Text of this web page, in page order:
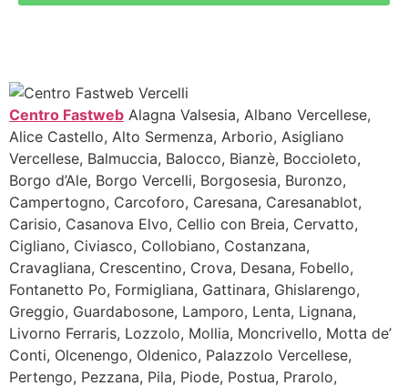
Centro Fastweb Alagna Valsesia, Albano Vercellese,
Alice Castello, Alto Sermenza, Arborio, Asigliano
Vercellese, Balmuccia, Balocco, Bianzè, Boccioleto,
Borgo d’Ale, Borgo Vercelli, Borgosesia, Buronzo,
Campertogno, Carcoforo, Caresana, Caresanablot,
Carisio, Casanova Elvo, Cellio con Breia, Cervatto,
Cigliano, Civiasco, Collobiano, Costanzana,
Cravagliana, Crescentino, Crova, Desana, Fobello,
Fontanetto Po, Formigliana, Gattinara, Ghislarengo,
Greggio, Guardabosone, Lamporo, Lenta, Lignana,
Livorno Ferraris, Lozzolo, Mollia, Moncrivello, Motta de’
Conti, Olcenengo, Oldenico, Palazzolo Vercellese,
Pertengo, Pezzana, Pila, Piode, Postua, Prarolo,